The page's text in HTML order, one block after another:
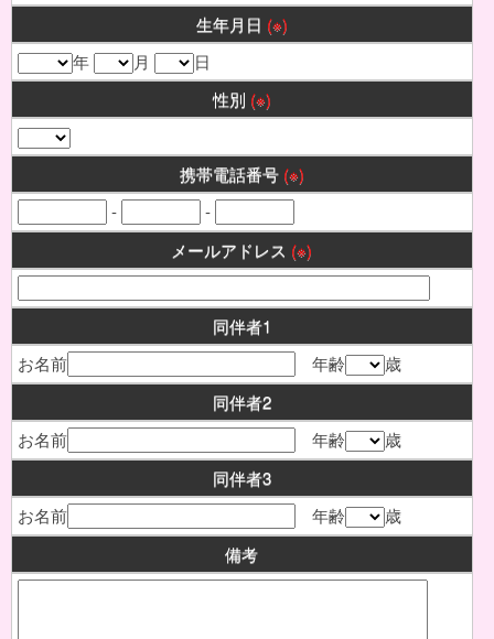
生年月日 (※)
年
月
日
性別 (※)
携帯電話番号 (※)
-
-
メールアドレス (※)
同伴者1
お名前
年齢
歳
同伴者2
お名前
年齢
歳
同伴者3
お名前
年齢
歳
備考